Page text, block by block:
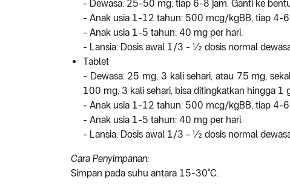
- Dewasa: 25-50 mg, tiap 6-8 jam. Ganti ke
- Anak usia 1-12 tahun: 500 mcg/kgBB, tiap 4-
- Anak usia 1-5 tahun: 40 mg per hari.
- Lansia: Dosis awal 1/3 - ½ dosis normal
Tablet
- Dewasa: 25 mg, 3 kali sehari, atau 75 mg,
100 mg, 3 kali sehari, bisa ditingkatkan hingga 1
- Anak usia 1-12 tahun: 500 mcg/kgBB, tiap 4-
- Anak usia 1-5 tahun: 40 mg per hari.
- Lansia: Dosis awal 1/3 - ½ dosis normal
Cara Penyimpanan:
Simpan pada suhu antara 15-30°C.